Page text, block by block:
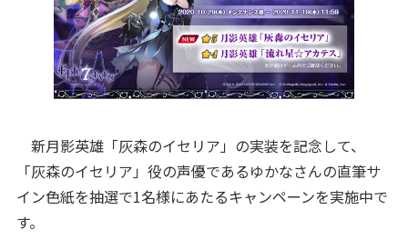
新月影英雄「灰森のイセリア」の実装を記念して、
「灰森のイセリア」役の声優であるゆかなさんの直筆サ
イン色紙を抽選で1名様にあたるキャンペーンを実施中で
す。